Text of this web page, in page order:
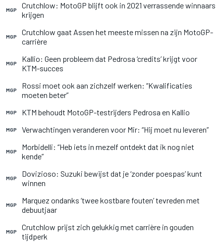
MGP
Crutchlow: MotoGP blijft ook in 2021 verrassende winnaars
krijgen
MGP
Crutchlow gaat Assen het meeste missen na zijn MotoGP-
carrière
MGP
Kallio: Geen probleem dat Pedrosa ‘credits’ krijgt voor
KTM-succes
MGP
Rossi moet ook aan zichzelf werken: “Kwalificaties
moeten beter”
MGP KTM behoudt MotoGP-testrijders Pedrosa en Kallio
MGP Verwachtingen veranderen voor Mir: “Hij moet nu leveren”
MGP
Morbidelli: “Heb iets in mezelf ontdekt dat ik nog niet
kende”
MGP
Dovizioso: Suzuki bewijst dat je ‘zonder poespas’ kunt
winnen
MGP
Marquez ondanks ‘twee kostbare fouten’ tevreden met
debuutjaar
MGP
Crutchlow prijst zich gelukkig met carrière in gouden
tijdperk